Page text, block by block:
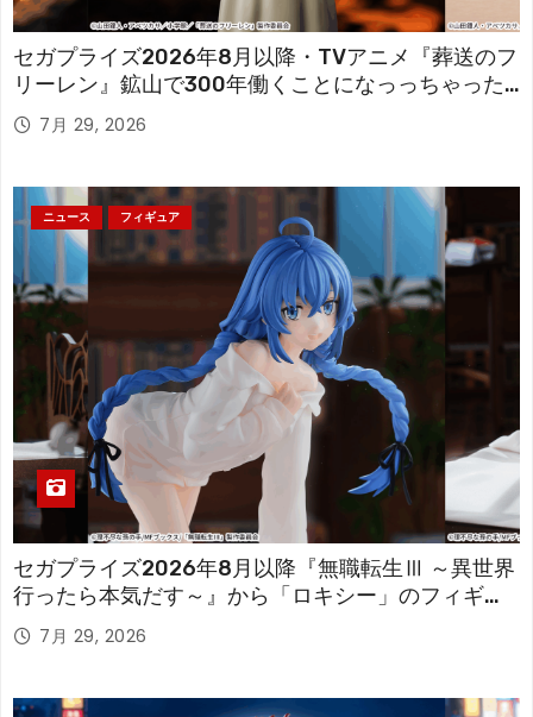
セガプライズ2026年8月以降・TVアニメ『葬送のフ
リーレン』鉱山で300年働くことになっっちゃった
「フリーレン」を立体化！
7月 29, 2026
ニュース フィギュア
セガプライズ2026年8月以降『無職転生Ⅲ ～異世界
行ったら本気だす～』から「ロキシー」のフィギュ
アが登場！
7月 29, 2026